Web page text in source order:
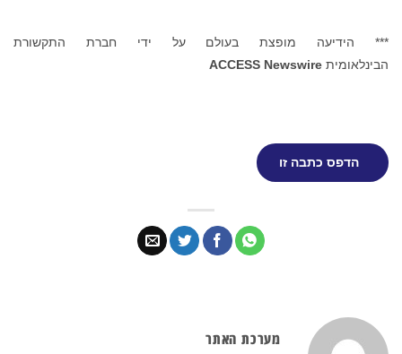
*** הידיעה מופצת בעולם על ידי חברת התקשורת
הבינלאומית ACCESS Newswire
הדפס כתבה זו
מערכת האתר